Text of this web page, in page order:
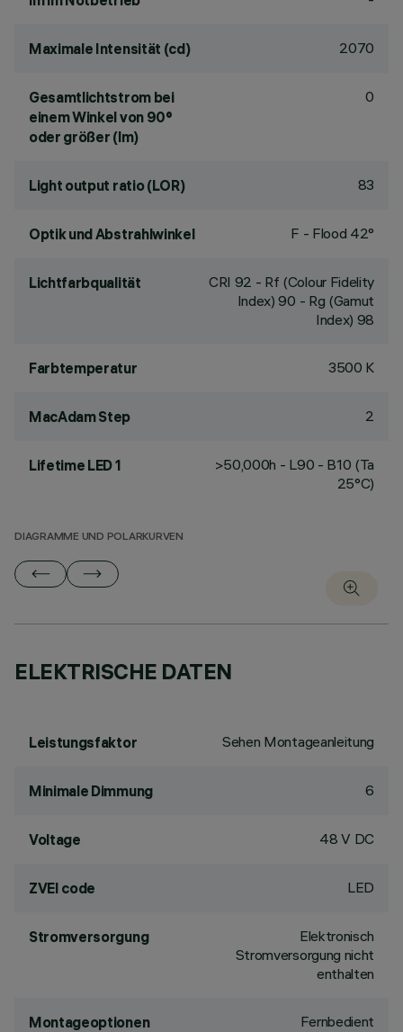
Maximale Intensität (cd) 2070
Gesamtlichtstrom bei
einem Winkel von 90°
oder größer (lm)
0
Light output ratio (LOR) 83
Optik und Abstrahlwinkel F - Flood 42°
Lichtfarbqualität CRI 92 - Rf (Colour Fidelity
Index) 90 - Rg (Gamut
Index) 98
Farbtemperatur 3500 K
MacAdam Step 2
Lifetime LED 1
>50,000h - L90 - B10 (Ta
25°C)
DIAGRAMME UND POLARKURVEN
ELEKTRISCHE DATEN
Leistungsfaktor Sehen Montageanleitung
Minimale Dimmung 6
Voltage 48 V DC
ZVEI code LED
Stromversorgung
Elektronisch
Stromversorgung nicht
enthalten
Montageoptionen Fernbedient